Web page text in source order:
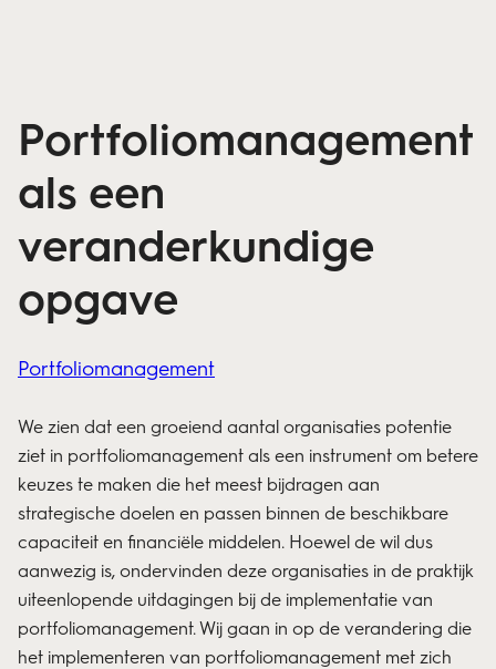
Portfoliomanagement
als een
veranderkundige
opgave
Portfoliomanagement
We zien dat een groeiend aantal organisaties potentie
ziet in portfoliomanagement als een instrument om betere
keuzes te maken die het meest bijdragen aan
strategische doelen en passen binnen de beschikbare
capaciteit en financiële middelen. Hoewel de wil dus
aanwezig is, ondervinden deze organisaties in de praktijk
uiteenlopende uitdagingen bij de implementatie van
portfoliomanagement. Wij gaan in op de verandering die
het implementeren van portfoliomanagement met zich